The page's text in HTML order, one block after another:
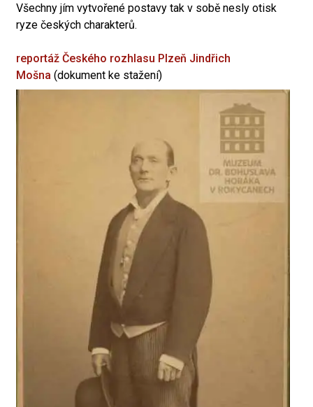
Všechny jím vytvořené postavy tak v sobě nesly otisk
ryze českých charakterů.
reportáž Českého rozhlasu Plzeň Jindřich
Mošna (dokument ke stažení)